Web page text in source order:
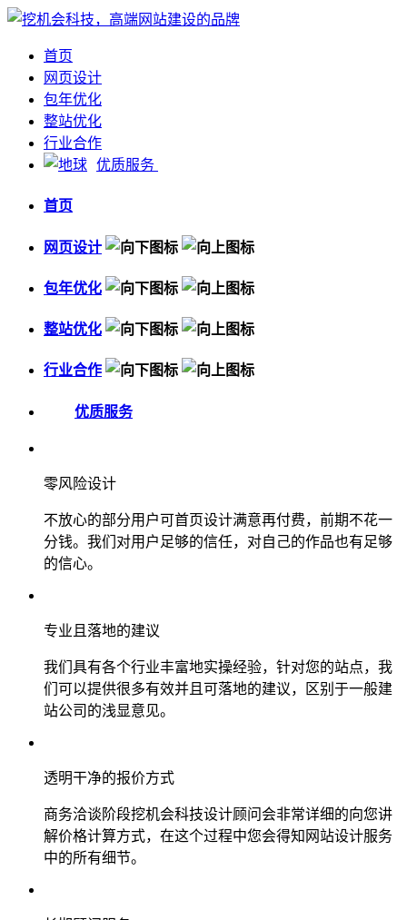
首页
网页设计
包年优化
整站优化
行业合作
优质服务
首页
网页设计
包年优化
整站优化
行业合作
优质服务
零风险设计
不放心的部分用户可首页设计满意再付费，前期不花一
分钱。我们对用户足够的信任，对自己的作品也有足够
的信心。
专业且落地的建议
我们具有各个行业丰富地实操经验，针对您的站点，我
们可以提供很多有效并且可落地的建议，区别于一般建
站公司的浅显意见。
透明干净的报价方式
商务洽谈阶段挖机会科技设计顾问会非常详细的向您讲
解价格计算方式，在这个过程中您会得知网站设计服务
中的所有细节。